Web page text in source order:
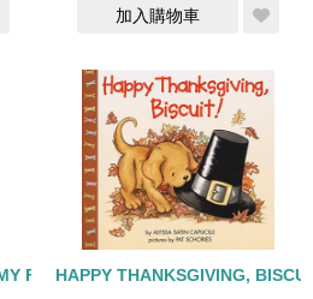
加入購物車
FIRSTHAPPY THANKSGIVING,